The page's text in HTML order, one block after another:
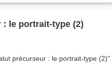
le portrait-type (2)